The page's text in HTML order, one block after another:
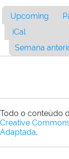
Upcoming
iCal
Semana
Todo o conteúdo
Creative
Adaptada.